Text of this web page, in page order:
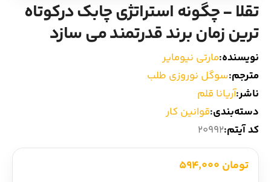
ادبیات
زندگینامه
ادبیات نمایشی
تقلا - چگونه استراتژی چابک درکوتاه
ترین زمان برند قدرتمند می سازد
نویسنده:مارتی نیومایر
مترجم:سوگل نوروزی طلب
ناشر:آریانا قلم
دسته‌بندی:قوانین کار
کد آیتم:20992
تومان 594,000